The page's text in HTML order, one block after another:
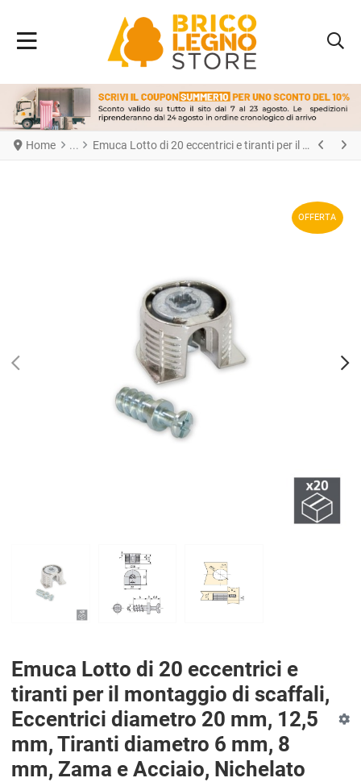
Home Emuca Lotto di 20 eccentrici e tiranti per il montaggio di scaffali, Eccentrici diametro 20 mm, 12,5 mm, Tiranti diametro 6 mm, 8 mm, Zama e Acciaio, Nichelato
OFFERTA
Emuca Lotto di 20 eccentrici e
tiranti per il montaggio di scaffali,
Eccentrici diametro 20 mm, 12,5
mm, Tiranti diametro 6 mm, 8
mm, Zama e Acciaio, Nichelato